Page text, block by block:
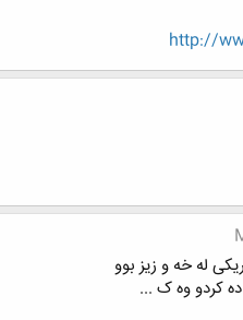
http://
له خه و زیز بوو
کردو وه ک ...